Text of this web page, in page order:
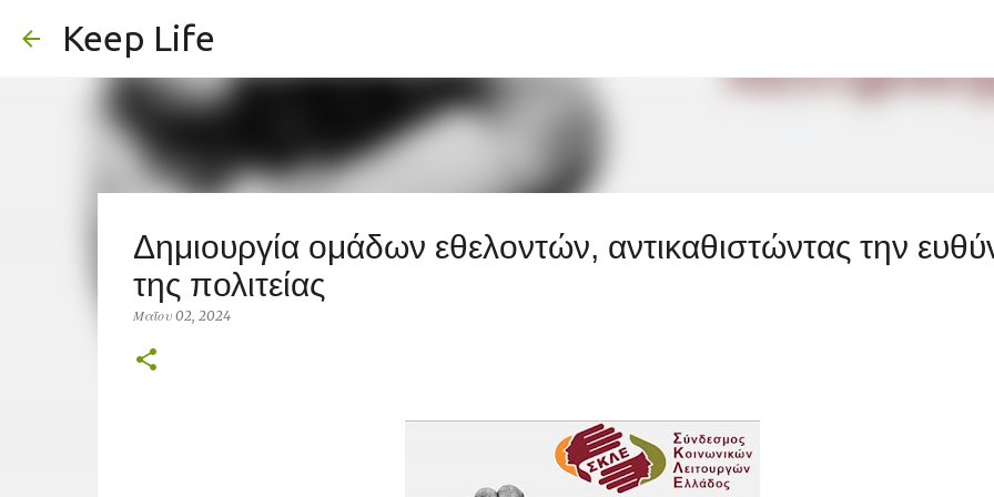
Keep Life
Δημιουργία ομάδων εθελοντών, αντικαθιστώντας την
της πολιτείας
Μαΐου 02, 2024